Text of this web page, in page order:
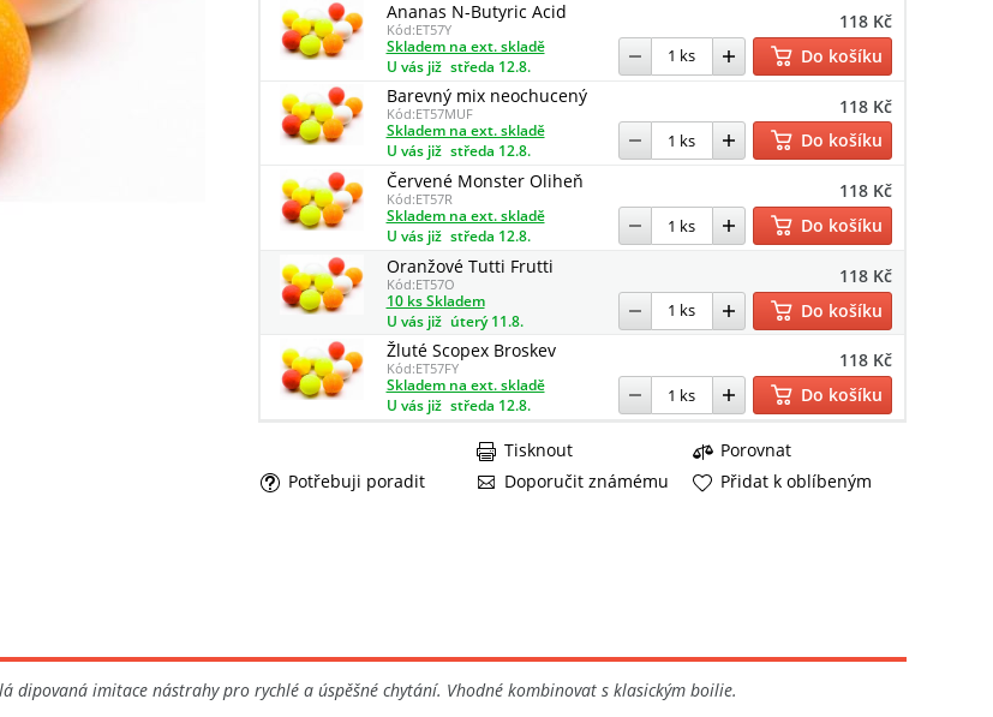
Ananas N-Butyric Acid
Kód:ET57Y 118 Kč
Skladem na ext. skladě
U vás již středa 12.8.
Do košíku
Barevný mix neochucený
Kód:ET57MUF 118 Kč
Skladem na ext. skladě
U vás již středa 12.8.
Do košíku
Červené Monster Oliheň
Kód:ET57R 118 Kč
Skladem na ext. skladě
U vás již středa 12.8.
Do košíku
Oranžové Tutti Frutti
Kód:ET57O 118 Kč
10 ks Skladem
U vás již úterý 11.8.
Do košíku
Žluté Scopex Broskev
Kód:ET57FY 118 Kč
Skladem na ext. skladě
U vás již středa 12.8. Do košíku
Porovnat
Potřebuji poradit
Doporučit známému
Tisknout
Přidat k oblíbeným
imitace nástrahy pro rychlé a úspěšné chytání. Vhodné kombinovat s klasickým boilie.